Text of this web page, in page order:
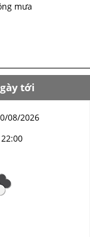
mưa
tới
08/2026
22:00